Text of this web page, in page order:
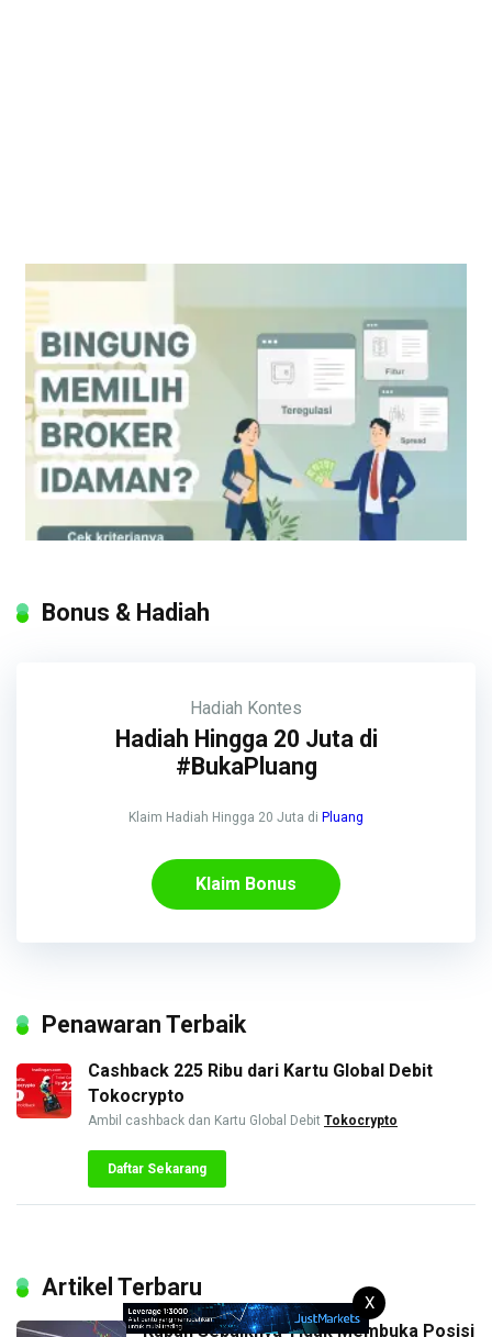
Bonus & Hadiah
Hadiah Kontes
Hadiah Hingga 20 Juta di
#BukaPluang
Klaim Hadiah Hingga 20 Juta di Pluang
Klaim Bonus
Penawaran Terbaik
Cashback 225 Ribu dari Kartu Global Debit
Tokocrypto
Ambil cashback dan Kartu Global Debit Tokocrypto
Daftar Sekarang
Artikel Terbaru
Kapan Sebaiknya Tidak Membuka Posisi
X